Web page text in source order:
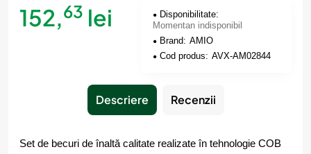
152,63 lei
Disponibilitate:
Momentan indisponibil
Brand: AMIO
Cod produs: AVX-AM02844
Descriere Recenzii
Set de becuri de înaltă calitate realizate în tehnologie COB